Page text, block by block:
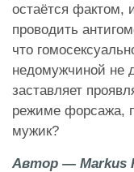
остаётся фактом,
проводить
что
недомужчиной не
заставляет
режиме форсажа,
мужик?
Автор — Markus